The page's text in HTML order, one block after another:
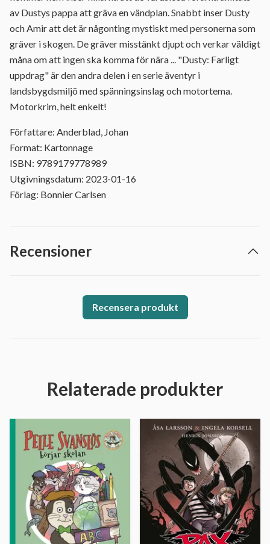
av Dustys pappa att gräva en vändplan. Snabbt inser Dusty
och Amir att det är någonting mystiskt med personerna som
gräver i skogen. De gräver misstänkt djupt och verkar väldigt
måna om att ingen ska komma för nära ... "Dusty: Farligt
uppdrag" är den andra delen i en serie äventyr i
landsbygdsmiljö med spänningsinslag och motortema.
Motorkrim, helt enkelt!
Författare: Anderblad, Johan
Format: Kartonnage
ISBN: 9789179778989
Utgivningsdatum: 2023-01-16
Förlag: Bonnier Carlsen
Recensioner
Recensera produkt
Relaterade produkter